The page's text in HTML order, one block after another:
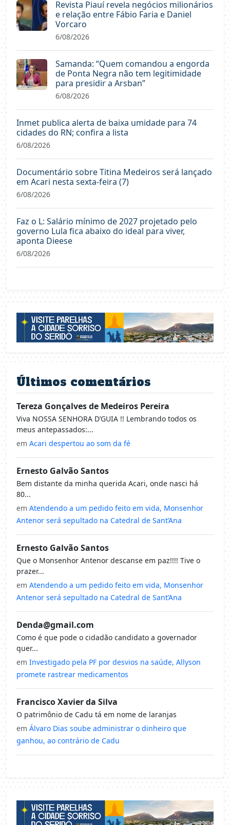
Revista Piauí revela negócios milionários
e relação entre Fábio Faria e Daniel
Vorcaro
6/08/2026
Samanda: “Quem comandou a engorda
de Ponta Negra não tem legitimidade
para presidir a Arsban”
6/08/2026
Inmet publica alerta de baixa umidade para 74
cidades do RN; confira a lista
6/08/2026
Documentário sobre Titina Medeiros será lançado
em Acari nesta sexta-feira (7)
6/08/2026
Faz o L: Salário mínimo de 2027 projetado pelo
governo Lula fica abaixo do ideal para viver,
aponta Dieese
6/08/2026
Últimos comentários
Tereza Gonçalves de Medeiros Pereira
Viva NOSSA SENHORA D’GUIA !! Lembrando todos os
meus antepassados:...
em Acari despertou ao som da fé
Ernesto Galvão Santos
Bem distante da minha querida Acari, onde nasci há
80...
em Atendendo a um pedido feito em vida, Monsenhor
Antenor será sepultado na Catedral de Sant’Ana
Ernesto Galvão Santos
Que o Monsenhor Antenor descanse em paz!!!! Tive o
prazer...
em Atendendo a um pedido feito em vida, Monsenhor
Antenor será sepultado na Catedral de Sant’Ana
Denda@gmail.com
Como é que pode o cidadão candidato a governador
quer...
em Investigado pela PF por desvios na saúde, Allyson
promete rastrear medicamentos
Francisco Xavier da Silva
O patrimônio de Cadu tá em nome de laranjas
em Álvaro Dias soube administrar o dinheiro que
ganhou, ao contrário de Cadu